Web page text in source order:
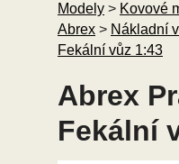
Modely > Kovové
Abrex > Nákladní
Fekální vůz 1:43
Abrex
Fekální